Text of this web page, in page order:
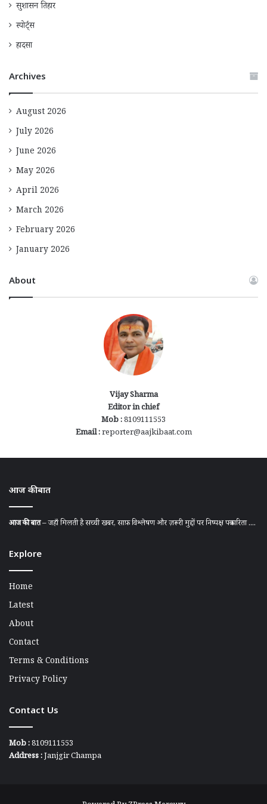
सुशासन तिहार
स्पोर्ट्स
हादसा
Archives
August 2026
July 2026
June 2026
May 2026
April 2026
March 2026
February 2026
January 2026
About
Vijay Sharma
Editor in chief
Mob :8109111553
Email :reporter@aajkibaat.com
आज की बात
आज की बात– जहाँ मिलती है सच्ची खबर, साफ़ विश्लेषण और ज़रूरी मुद्दों पर निष्पक्ष पत्रकारिता ....
Explore
Home
Latest
About
Contact
Terms & Conditions
Privacy Policy
Contact Us
Mob :8109111553
Address :Janjgir Champa